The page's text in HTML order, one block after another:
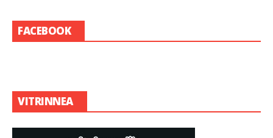
FACEBOOK
VITRINNEA